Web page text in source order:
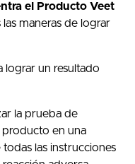
el Producto Veet
maneras de lograr
lograr un resultado
la prueba de
producto en una
las instrucciones